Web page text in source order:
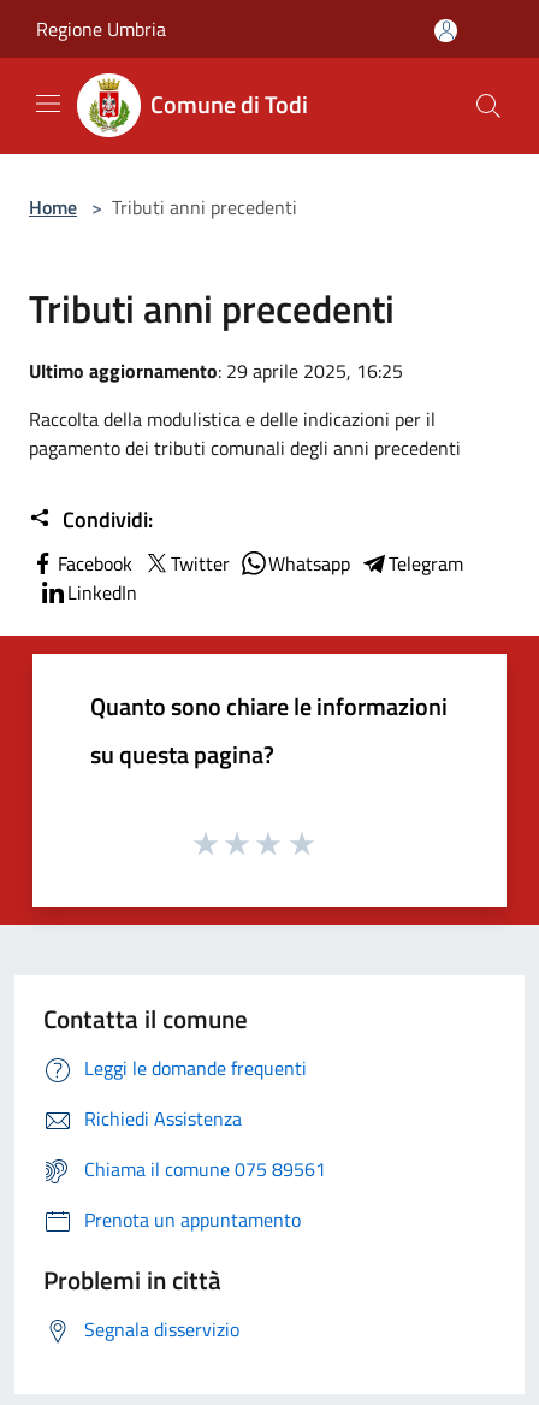
Regione Umbria
Comune di Todi
Home > Tributi anni precedenti
Tributi anni precedenti
Ultimo aggiornamento: 29 aprile 2025, 16:25
Raccolta della modulistica e delle indicazioni per il
pagamento dei tributi comunali degli anni precedenti
Condividi:
Facebook Twitter Whatsapp
Telegram
LinkedIn
Quanto sono chiare le informazioni
su questa pagina?
Contatta il comune
Leggi le domande frequenti
Richiedi Assistenza
Chiama il comune 075 89561
Prenota un appuntamento
Problemi in città
Segnala disservizio